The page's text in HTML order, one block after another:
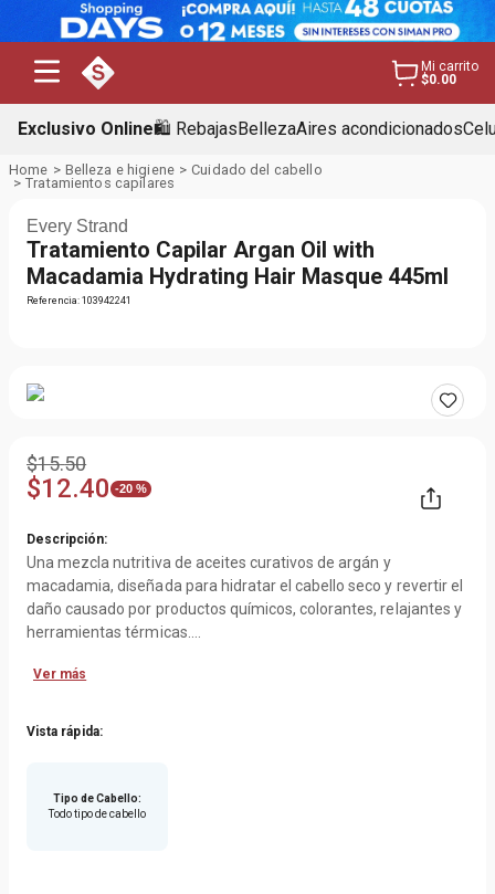
Mi carrito
$0.00
Exclusivo Online🛍️ RebajasBellezaAires acondicionados
Belleza e higiene
Cuidado del cabello
Tratamientos capilares
Every Strand
Tratamiento Capilar Argan Oil with
Macadamia Hydrating Hair Masque 445ml
Referencia:103942241
$15.50
$12.40 -20 %
Descripción:
Una mezcla nutritiva de aceites curativos de argán y
macadamia, diseñada para hidratar el cabello seco y revertir el
daño causado por productos químicos, colorantes, relajantes y
herramientas térmicas.
Después de limpiar con Hydrating Shampoo, aplicar
de plástico durante 5-7 minutos. Enjuague con agua tibia y
peine como desee.
Ver más
Vista rápida:
Tipo de Cabello:
Todo tipo de cabello